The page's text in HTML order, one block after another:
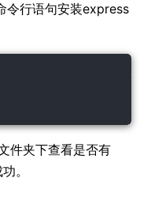
令行语句安装express
件夹下查看是否有
。